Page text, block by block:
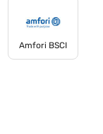
Amfori BSCI